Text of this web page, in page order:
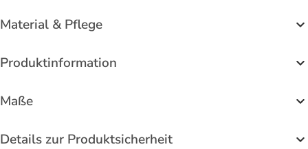
Material & Pflege
Produktinformation
Maße
Details zur Produktsicherheit